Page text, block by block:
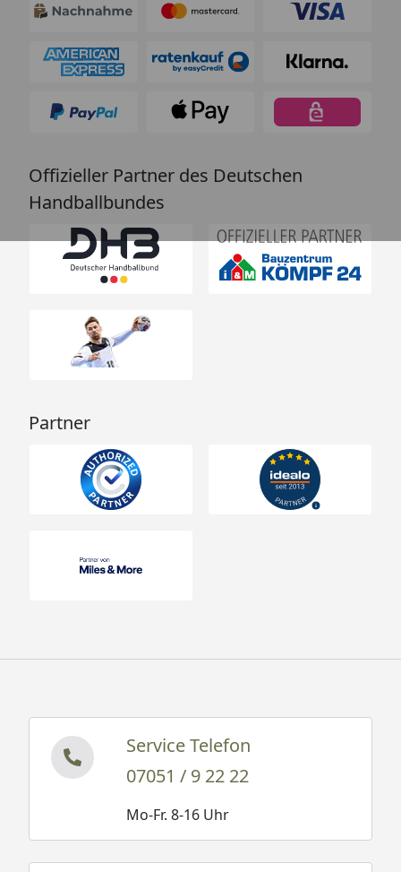
Offizieller Partner des Deutschen
Handballbundes
Partner
Service Telefon
07051 / 9 22 22
Mo-Fr. 8-16 Uhr